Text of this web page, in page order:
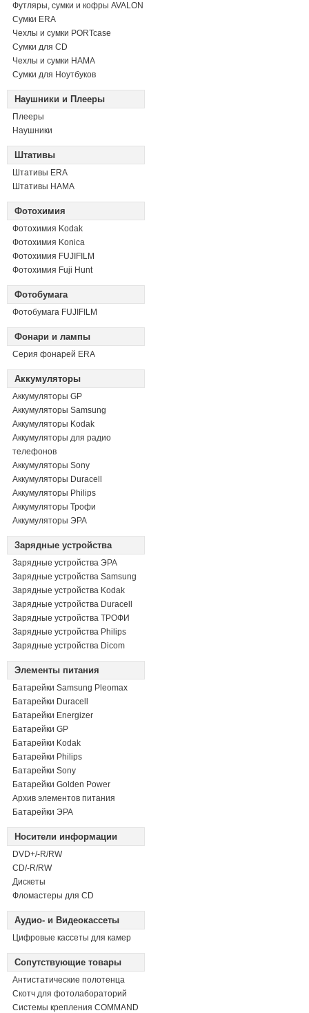
Футляры, сумки и кофры AVALON
Сумки ERA
Чехлы и сумки PORTcase
Сумки для CD
Чехлы и сумки HAMA
Сумки для Ноутбуков
Наушники и Плееры
Плееры
Наушники
Штативы
Штативы ERA
Штативы HAMA
Фотохимия
Фотохимия Kodak
Фотохимия Konica
Фотохимия FUJIFILM
Фотохимия Fuji Hunt
Фотобумага
Фотобумага FUJIFILM
Фонари и лампы
Серия фонарей ERA
Аккумуляторы
Аккумуляторы GP
Аккумуляторы Samsung
Аккумуляторы Kodak
Аккумуляторы для радио
телефонов
Аккумуляторы Sony
Аккумуляторы Duracell
Аккумуляторы Philips
Аккумуляторы Трофи
Аккумуляторы ЭРА
Зарядные устройства
Зарядные устройства ЭРА
Зарядные устройства Samsung
Зарядные устройства Kodak
Зарядные устройства Duracell
Зарядные устройства ТРОФИ
Зарядные устройства Philips
Зарядные устройства Dicom
Элементы питания
Батарейки Samsung Pleomax
Батарейки Duracell
Батарейки Energizer
Батарейки GP
Батарейки Kodak
Батарейки Philips
Батарейки Sony
Батарейки Golden Power
Архив элементов питания
Батарейки ЭРА
Носители информации
DVD+/-R/RW
СD/-R/RW
Дискеты
Фломастеры для CD
Аудио- и Видеокассеты
Цифровые кассеты для камер
Сопутствующие товары
Антистатические полотенца
Скотч для фотолабораторий
Системы крепления COMMAND